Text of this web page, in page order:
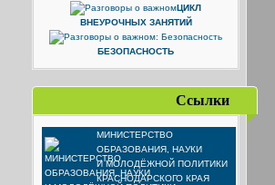
ЦИКЛ
ВНЕУРОЧНЫХ ЗАНЯТИЙ
БЕЗОПАСНОСТЬ
Ссылки
МИНИСТЕРСТВО
ОБРАЗОВАНИЯ, НАУКИ
И МОЛОДЁЖНОЙ ПОЛИТИКИ
КРАСНОДАРСКОГО КРАЯ